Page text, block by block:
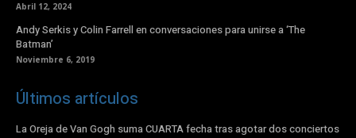
Abril 12, 2024
Andy Serkis y Colin Farrell en conversaciones para unirse a ‘The
Batman’
Noviembre 6, 2019
Últimos artículos
La Oreja de Van Gogh suma CUARTA fecha tras agotar dos conciertos